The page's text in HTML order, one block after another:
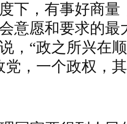
下，有事好商
意愿和要求的最
，“政之所兴在
党，一个政权，